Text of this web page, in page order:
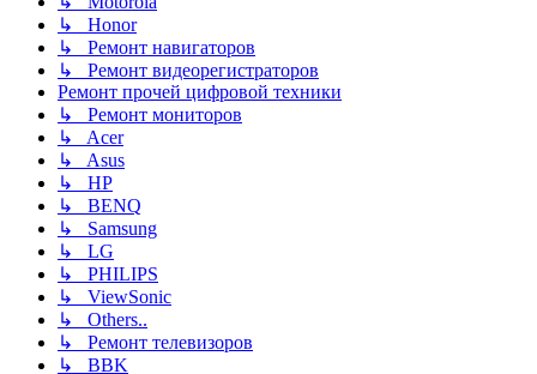
↳ Honor
↳ Ремонт навигаторов
↳ Ремонт видеорегистраторов
Ремонт прочей цифровой техники
↳ Ремонт мониторов
↳ Acer
↳ Asus
↳ HP
↳ BENQ
↳ Samsung
↳ LG
↳ PHILIPS
↳ ViewSonic
↳ Others..
↳ Ремонт телевизоров
↳ BBK